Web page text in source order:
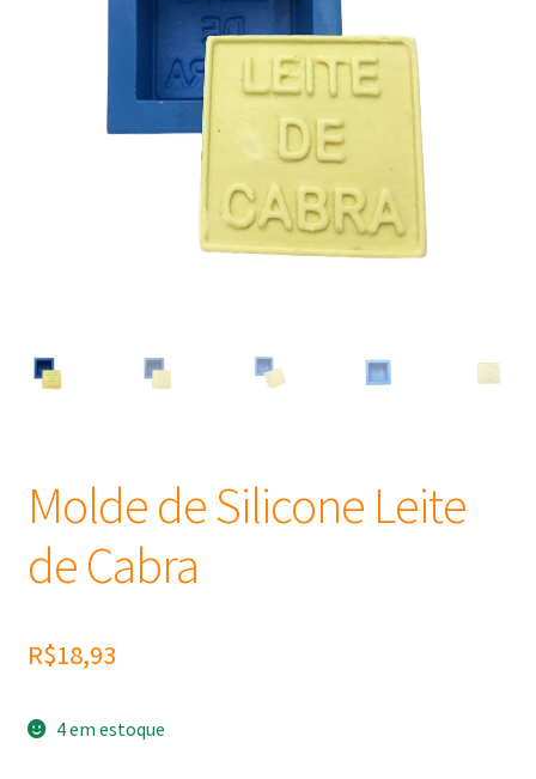
Corante, Pigmento e Óxido
Óleos
Molde de Silicone Leite
de Cabra
R$18,93
4 em estoque